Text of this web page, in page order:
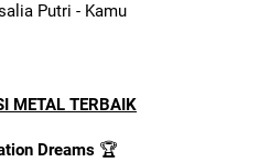
Putri - Kamu
METAL TERBAIK
Dreams🏆